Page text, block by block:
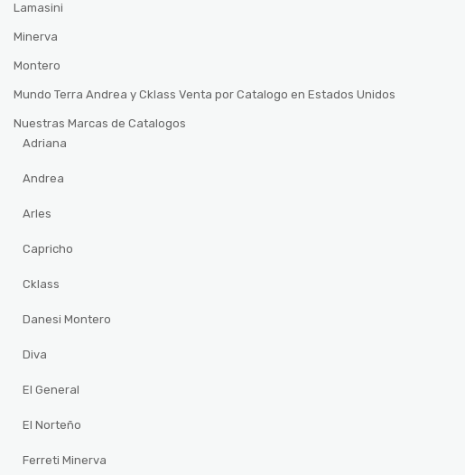
Lamasini
Minerva
Montero
Mundo Terra Andrea y Cklass Venta por Catalogo en Estados Unidos
Nuestras Marcas de Catalogos
Adriana
Andrea
Arles
Capricho
Cklass
Danesi Montero
Diva
El General
El Norteño
Ferreti Minerva